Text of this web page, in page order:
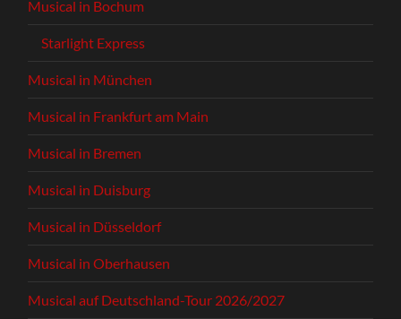
Musical in Bochum
Starlight Express
Musical in München
Musical in Frankfurt am Main
Musical in Bremen
Musical in Duisburg
Musical in Düsseldorf
Musical in Oberhausen
Musical auf Deutschland-Tour 2026/2027